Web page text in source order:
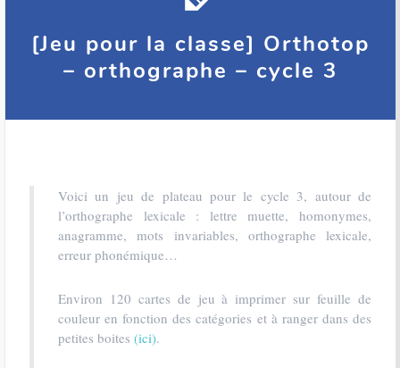
[Jeu pour la classe] Orthotop
– orthographe – cycle 3
Voici un jeu de plateau pour le cycle 3, autour de
l’orthographe lexicale : lettre muette, homonymes,
anagramme, mots invariables, orthographe lexicale,
erreur phonémique…
Environ 120 cartes de jeu à imprimer sur feuille de
couleur en fonction des catégories et à ranger dans des
petites boites (ici).